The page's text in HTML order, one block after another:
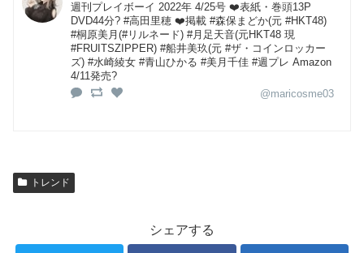
週刊プレイボーイ 2022年 4/25号 ❤️表紙・巻頭13P
DVD44分? #高田里穂 ❤️掲載 #森保まどか(元 #HKT48)
#桐原美月(#リルネード) #月足天音(元HKT48 現
#FRUITSZIPPER) #船井美玖(元 #ザ・コインロッカー
ズ) #水崎綾女 #青山ひかる #美月千佳 #週プレ Amazon
4/11発売?
@maricosme03
トレンド
シェアする